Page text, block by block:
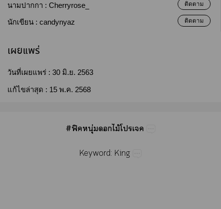
นามปากกา : Cherryrose_ ติดตาม
นักเขียน : candynyaz ติดตาม
เผยแพร่
วันที่เผยแพร่ : 30 มิ.ย. 2563
แก้ไขล่าสุด : 15 พ.ค. 2568
#ฟิุ่​​ไม้​​
Keyword:​King